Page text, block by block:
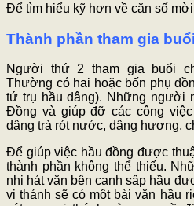
Để tìm hiểu kỹ hơn về căn số
Thành phần tham gia
Người thứ 2 tham gia buổi
Thường có hai hoặc bốn phụ
tứ trụ hầu dâng). Những người
Đồng và giúp đỡ các công
dâng trà rót nước, dâng hương,
Để giúp việc hầu đồng được
thành phần không thể thiếu.
nhị hát văn bên cạnh sập hầu
vị thánh sẽ có một bài văn hầu